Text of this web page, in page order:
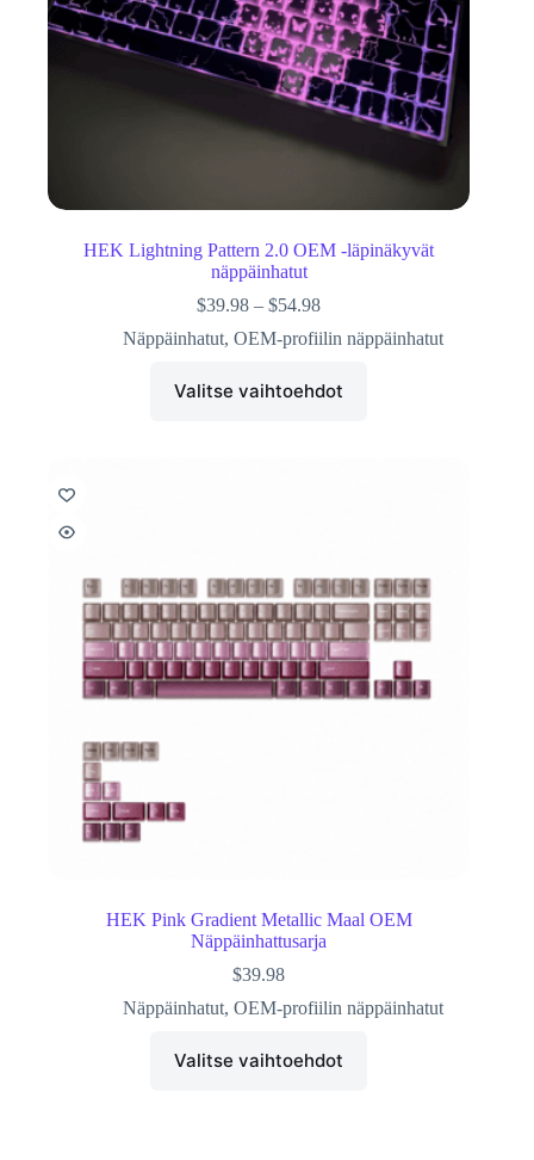
HEK Lightning Pattern 2.0 OEM -läpinäkyvät
näppäinhatut
$39.98 – $54.98
Näppäinhatut, OEM-profiilin näppäinhatut
Valitse vaihtoehdot
HEK Pink Gradient Metallic Maal OEM
Näppäinhattusarja
$39.98
Näppäinhatut, OEM-profiilin näppäinhatut
Valitse vaihtoehdot